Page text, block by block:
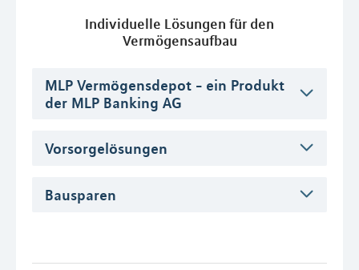
Individuelle Lösungen für den
Vermögensaufbau
MLP Vermögensdepot - ein Produkt
der MLP Banking AG
Vorsorgelösungen
Bausparen